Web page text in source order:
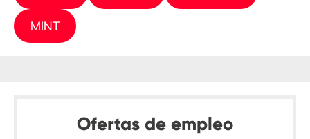
MINT
Ofertas de empleo